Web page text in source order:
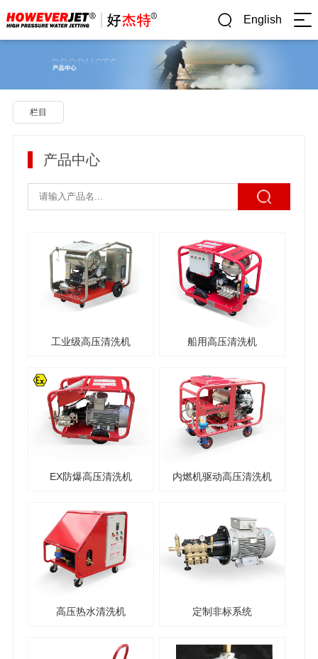
English
栏目
产品中心
工业级高压清洗机 船用高压清洗机
EX防爆高压清洗机 内燃机驱动高压清洗机
高压热水清洗机 定制非标系统